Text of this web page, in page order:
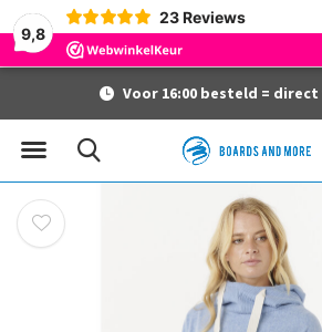
9,8
23 Reviews
Voor 16:00 besteld =